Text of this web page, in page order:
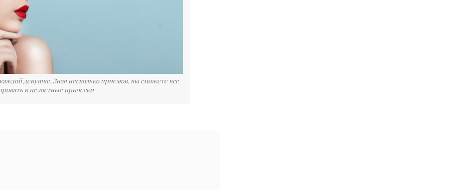
девушке. Зная несколько приемов, вы сможете все
в целостные прически